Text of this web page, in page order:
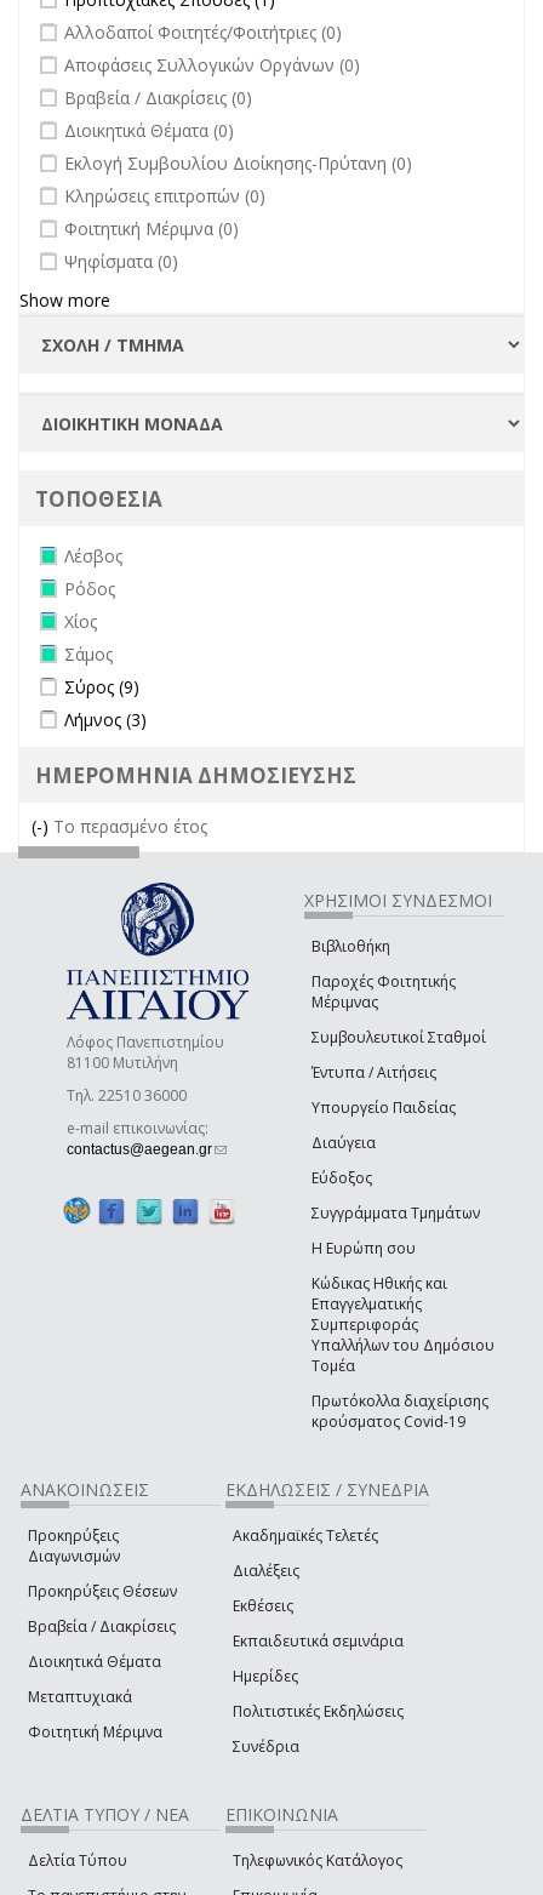
undefined
Αλλοδαποί Φοιτητές/Φοιτήτριες (0)
undefined
Αποφάσεις Συλλογικών Οργάνων (0)
undefined
Βραβεία / Διακρίσεις (0)
undefined
Διοικητικά Θέματα (0)
undefined
Εκλογή Συμβουλίου Διοίκησης-Πρύτανη (0)
undefined
Κληρώσεις επιτροπών (0)
undefined
Φοιτητική Μέριμνα (0)
undefined
Ψηφίσματα (0)
Show more
ΤΟΠΟΘΕΣΙΑ
Remove Λέσβος filter
Λέσβος
Remove Ρόδος filter
Ρόδος
Remove Χίος filter
Χίος
Remove Σάμος filter
Σάμος
Apply Σύρος filter
Σύρος (9)
Apply Λήμνος filter
Λήμνος (3)
ΗΜΕΡΟΜΗΝΙΑ ΔΗΜΟΣΙΕΥΣΗΣ
(-) Remove Το περασμένο έτος filter
Το περασμένο έτος
Λόφος Πανεπιστημίου
81100 Μυτιλήνη
Τηλ. 22510 36000
e-mail επικοινωνίας:
contactus@aegean.gr(link sends e-mail)
ΧΡΗΣΙΜΟΙ ΣΥΝΔΕΣΜΟΙ
Βιβλιοθήκη
Παροχές Φοιτητικής
Μέριμνας
Συμβουλευτικοί Σταθμοί
Έντυπα / Αιτήσεις
Υπουργείο Παιδείας
Διαύγεια
Εύδοξος
Συγγράμματα Τμημάτων
Η Ευρώπη σου
Κώδικας Ηθικής και
Επαγγελματικής
Συμπεριφοράς
Υπαλλήλων του Δημόσιου
Τομέα
Πρωτόκολλα διαχείρισης
κρούσματος Covid-19
ΑΝΑΚΟΙΝΩΣΕΙΣ
Προκηρύξεις
Διαγωνισμών
Προκηρύξεις Θέσεων
Βραβεία / Διακρίσεις
Διοικητικά Θέματα
Μεταπτυχιακά
Φοιτητική Μέριμνα
ΕΚΔΗΛΩΣΕΙΣ / ΣΥΝΕΔΡΙΑ
Ακαδημαϊκές Τελετές
Διαλέξεις
Εκθέσεις
Εκπαιδευτικά σεμινάρια
Ημερίδες
Πολιτιστικές Εκδηλώσεις
Συνέδρια
ΔΕΛΤΙΑ ΤΥΠΟΥ / ΝΕΑ
Δελτία Τύπου
ΕΠΙΚΟΙΝΩΝΙΑ
Τηλεφωνικός Κατάλογος